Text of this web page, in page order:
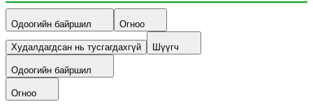
Одоогийн байршил Огноо
Худалдагдсан нь тусгагдахгүй Шүүгч
Одоогийн байршил
Огноо